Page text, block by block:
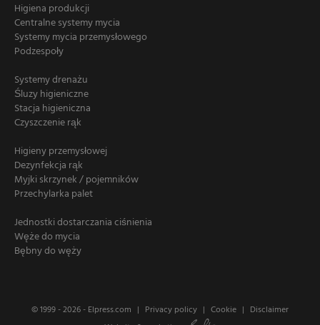
Higiena produkcji
Centralne systemy mycia
Systemy mycia przemysłowego
Podzespoły
Systemy drenażu
Śluzy higieniczne
Stacja higieniczna
Czyszczenie rąk
Higieny przemysłowej
Dezynfekcja rąk
Myjki skrzynek / pojemników
Przechylarka palet
Jednostki dostarczania ciśnienia
Węże do mycia
Bębny do węży
© 1999 - 2026 - Elpress.com Privacy policy Cookie
Disclaimer